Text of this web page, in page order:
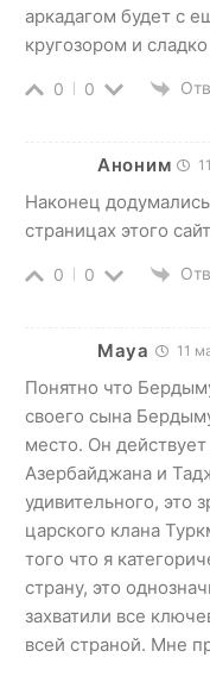
аркадагом будет с
кругозором и
0 0
Аноним
Наконец
страницах этого
0 0
Maya 11
Понятно что
своего сына
место. Он
Азербайджана и
удивительного, это
царского клана
того что я
страну, это
захватили все
всей страной. Мне